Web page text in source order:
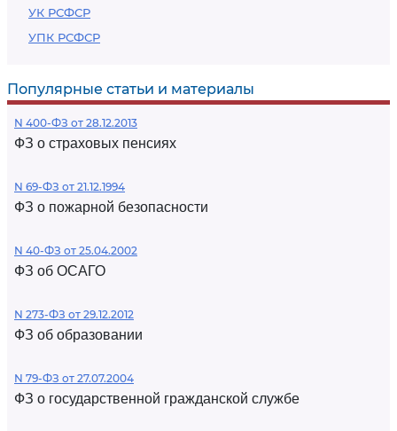
УК РСФСР
УПК РСФСР
Популярные статьи и материалы
N 400-ФЗ от 28.12.2013
ФЗ о страховых пенсиях
N 69-ФЗ от 21.12.1994
ФЗ о пожарной безопасности
N 40-ФЗ от 25.04.2002
ФЗ об ОСАГО
N 273-ФЗ от 29.12.2012
ФЗ об образовании
N 79-ФЗ от 27.07.2004
ФЗ о государственной гражданской службе